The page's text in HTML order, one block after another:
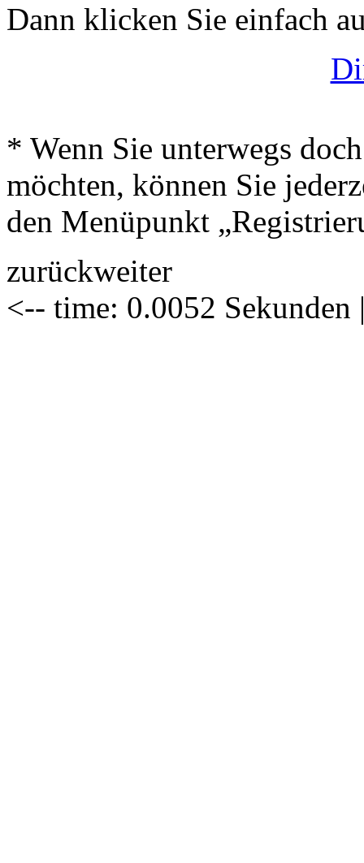
Dann klicken Sie einfach
* Wenn Sie unterwegs
möchten, können Sie
den Menüpunkt
zurückweiter
<-- time: 0.0052